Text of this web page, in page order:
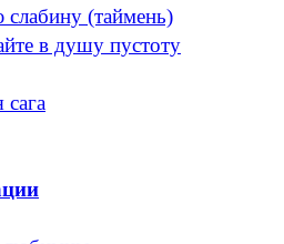
(таймень)
в душу пустоту
сага